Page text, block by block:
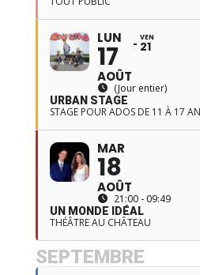
LUN
17
AOÛT
VEN
21
(Jour entier)
URBAN STAGE
STAGE POUR ADOS DE 11 À 17
MAR
18
AOÛT
21:00 - 09:49
UN MONDE IDÉAL
THÉÂTRE AU CHÂTEAU
SEPTEMBRE